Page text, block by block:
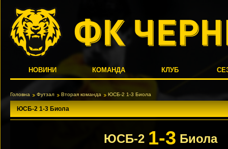
НОВИНИ КОМАНДА КЛУБ
Головна Футзал Вторая команда ЮСБ-2 1-3 Биола
ЮСБ-2 1-3 Биола
ЮСБ-2 1-3 Биола